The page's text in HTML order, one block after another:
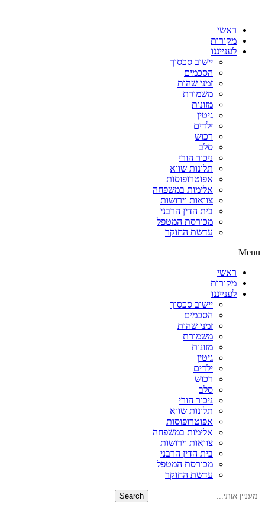
ראשי
מקורות
לענייננו
יישוב סכסוך
הסכמים
זמני שהות
משמורת
מזונות
גיטין
ילדים
רכוש
סלב
ניכור הורי
תלונות שווא
אפוטרופוסות
אלימות במשפחה
צוואות וירושות
בית הדין הרבני
מכורסת המטפל
עדשת החוקר
Menu
ראשי
מקורות
לענייננו
יישוב סכסוך
הסכמים
זמני שהות
משמורת
מזונות
גיטין
ילדים
רכוש
סלב
ניכור הורי
תלונות שווא
אפוטרופוסות
אלימות במשפחה
צוואות וירושות
בית הדין הרבני
מכורסת המטפל
עדשת החוקר
Search